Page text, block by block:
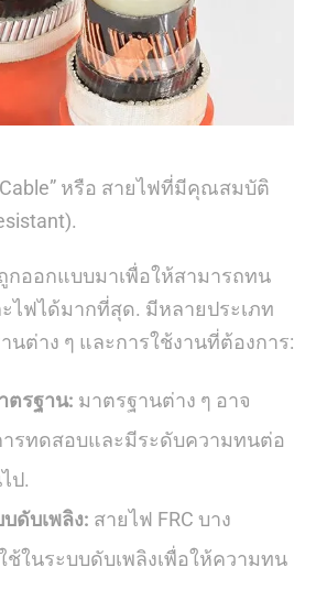
Cable” หรือ สายไฟที่มีคุณสมบัติ
กออกแบบมาเพื่อให้สามารถทน
ไฟได้มากที่สุด. มีหลายประเภท
นต่าง ๆ และการใช้งานที่ต้องการ:
ตรฐาน: มาตรฐานต่าง ๆ อาจ
รทดสอบและมีระดับความทนต่อ
ป.
บดับเพลิง: สายไฟ FRC บาง
ช้ในระบบดับเพลิงเพื่อให้ความทน